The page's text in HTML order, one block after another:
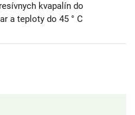
kvapalín do
a teploty do 45 ° C